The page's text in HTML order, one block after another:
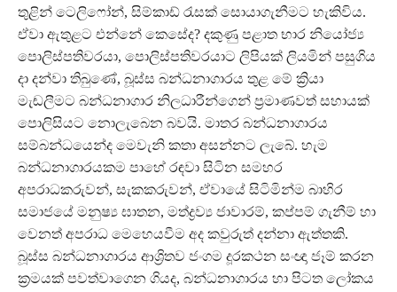
තුළින් ටෙලිෆෝන්, සිම්කාඩ් රැසක් සොයාගැනීමට හැකිවිය.
ඒවා ඇතුළට එන්නේ කෙසේද? දකුණු පළාත භාර නියෝජ්‍ය
පොලිස්පතිවරයා, පොලිස්පතිවරයාට ලිපියක් ලියමින් පසුගිය
දා දන්වා තිබුණේ, බූස්ස බන්ධනාගාරය තුළ මේ ක්‍රියා
මැඬලීමට බන්ධනාගාර නිලධාරීන්ගෙන් ප්‍රමාණවත් සහායක්
පොලිසියට නොලැබෙන බවයි. මාතර බන්ධනාගාරය
සම්බන්ධයෙන්ද මෙවැනි කතා අසන්නට ලැබේ. හැම
බන්ධනාගාරයකම පාහේ රඳවා සිටින සමහර
අපරාධකරුවන්, සැකකරුවන්, ඒවායේ සිටිමින්ම බාහිර
සමාජයේ මනුෂ්‍ය ඝාතන, මත්ද්‍රව්‍ය ජාවාරම්, කප්පම් ගැනීම් හා
වෙනත් අපරාධ මෙහෙයවීම අද කවුරුත් දන්නා ඇත්තකි.
බූස්ස බන්ධනාගාරය ආශ්‍රිතව ජංගම දූරකථන සංඥා ජෑම් කරන
ක්‍රමයක් පවත්වාගෙන ගියද, බන්ධනාගාරය හා පිටත ලෝකය